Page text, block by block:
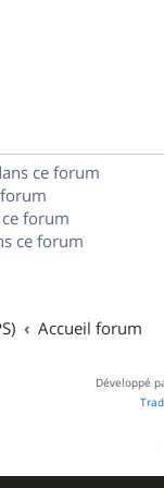
ce forum
forum
ce forum
Accueil forum
Développé